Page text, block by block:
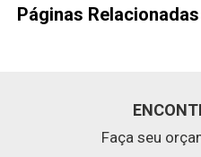
Páginas
Faça seu